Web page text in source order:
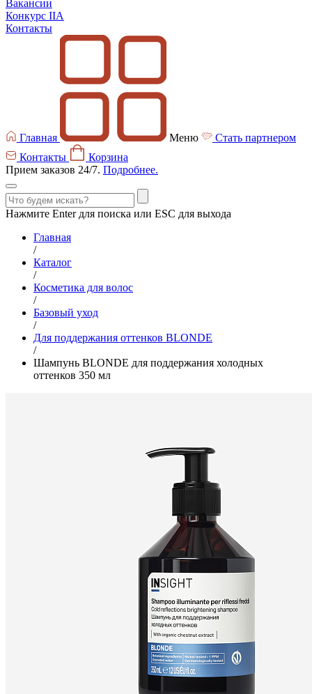
Вакансии
Конкурс IIA
Контакты
Главная Меню
Стать партнером
Контакты
Корзина
Прием заказов 24/7. Подробнее.
Нажмите Enter для поиска или ESC для выхода
Главная
/
Каталог
/
Косметика для волос
/
Базовый уход
/
Для поддержания оттенков BLONDE
/
Шампунь BLONDE для поддержания холодных
оттенков 350 мл